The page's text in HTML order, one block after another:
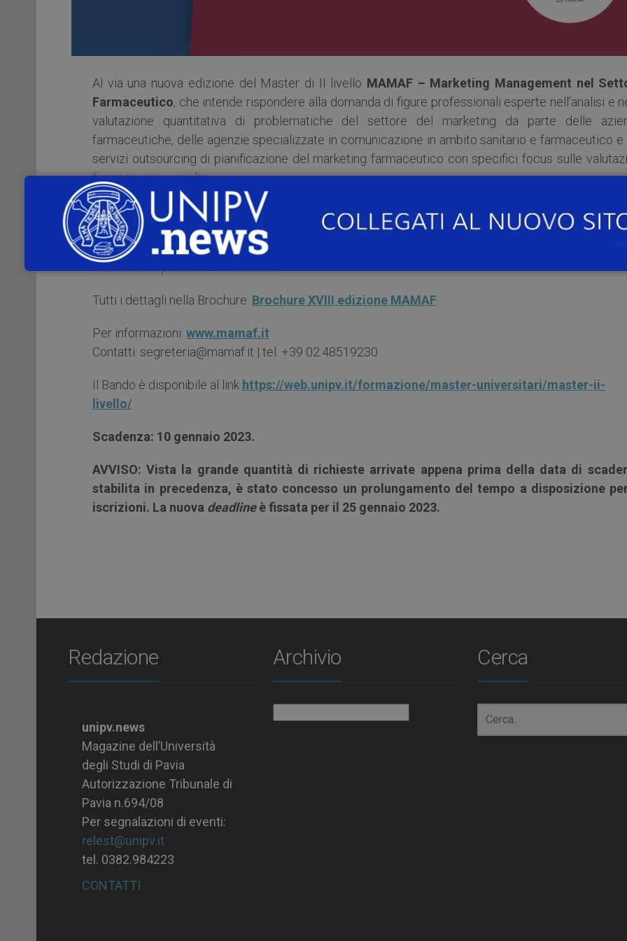
Al via una nuova edizione del Master di II livello MAMAF – Marketing Management nel
Farmaceutico, che intende rispondere alla domanda di figure professionali esperte nell’analisi e
valutazione quantitativa di problematiche del settore del marketing da parte delle
farmaceutiche, delle agenzie specializzate in comunicazione in ambito sanitario e farmaceutico e
servizi outsourcing di pianificazione del marketing farmaceutico con specifici focus sulle
farmaco economiche.
La preparazione teorica e lo stage aziendale perseguono l’obiettivo di formare giovani
inserirsi all’interno dei complessi sistemi aziendali con competenze tecniche,
organizzative e con la conoscenza dei principi fondamentali dei sistemi economici che
mercato dei prodotti farmaceutici.
Tutti i dettagli nella Brochure: Brochure XVIII edizione MAMAF
Per informazioni: www.mamaf.it
Contatti: segreteria@mamaf.it | tel. +39 02.48519230
Il Bando è disponibile al link https://web.unipv.it/formazione/master-universitari/master-ii-
livello/
Scadenza: 10 gennaio 2023.
AVVISO: Vista la grande quantità di richieste arrivate appena prima della data di
stabilita in precedenza, è stato concesso un prolungamento del tempo a disposizione
iscrizioni. La nuova deadlineè fissata per il 25 gennaio 2023.
Redazione
unipv.news
Magazine dell’Università
degli Studi di Pavia
Autorizzazione Tribunale di
Pavia n.694/08
Per segnalazioni di eventi:
relest@unipv.it
tel. 0382.984223
CONTATTI
Archivio Cerca